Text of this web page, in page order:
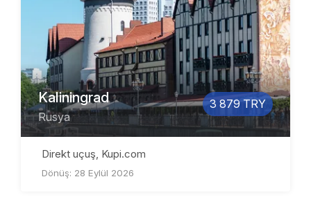
Kaliningrad
Rusya
3 879 TRY
Direkt uçuş, Kupi.com
Dönüş: 28 Eylül 2026